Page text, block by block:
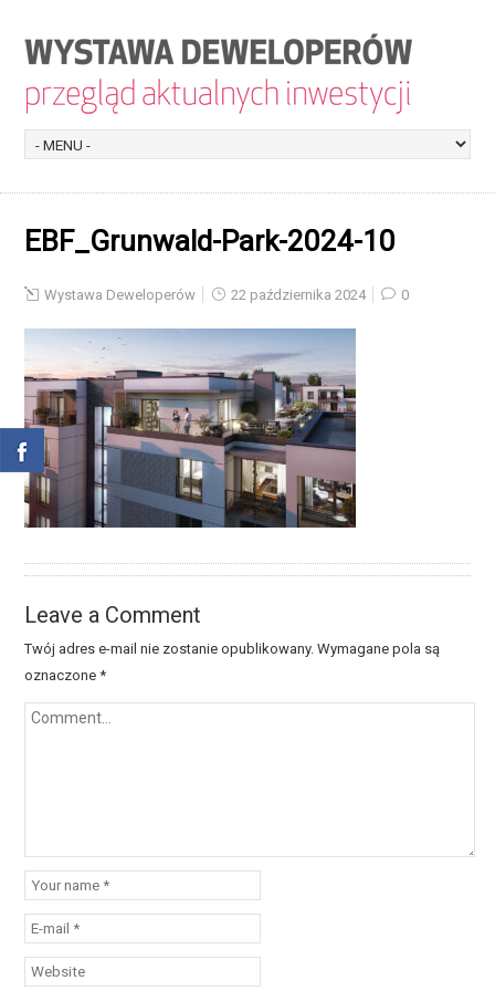
EBF_Grunwald-Park-2024-10
Wystawa Deweloperów 22 października 2024 0
Leave a Comment
Twój adres e-mail nie zostanie opublikowany. Wymagane pola są
oznaczone*